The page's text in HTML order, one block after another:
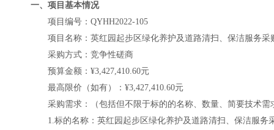
一、项目基本情况
项目编号： QYHH2022-105
项目 名称：英红园起步区绿化养护及道路清扫、保洁服务采
采购方式：竞争性磋商
预算金额： ¥3,427,410.60元
最高限价（如有）： ¥3,427,410.60元
采购需求：（包括但不限于标的的名称、数量、简要技术需
1.标的名称： 英红园起步区绿化养护及道路清扫、保洁服务